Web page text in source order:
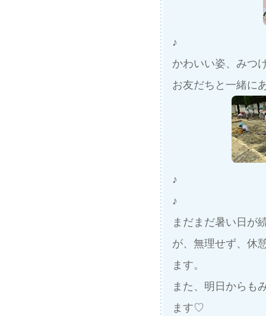
♪
かわいい姿、みつ
お友だちと一緒に
♪
♪
まだまだ暑い日が
が、無理せず、休
ます。
また、明日からも
ます♡